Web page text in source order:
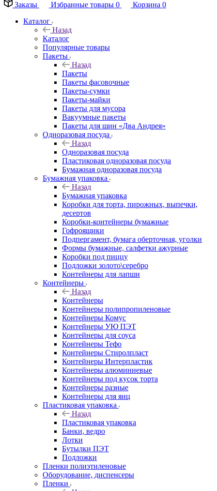
Заказы
Избранные товары 0 Корзина 0
Каталог
Назад
Каталог
Популярные товары
Пакеты
Назад
Пакеты
Пакеты фасовочные
Пакеты-сумки
Пакеты-майки
Пакеты для мусора
Вакуумные пакеты
Пакеты для шин «Два Андрея»
Одноразовая посуда
Назад
Одноразовая посуда
Пластиковая одноразовая посуда
Бумажная одноразовая посуда
Бумажная упаковка
Назад
Бумажная упаковка
Коробки для торта, пирожных, выпечки,
десертов
Коробки-контейнеры бумажные
Гофроящики
Подпергамент, бумага оберточная, уголки
Формы бумажные, салфетки ажурные
Коробки под пиццу
Подложки золото\серебро
Контейнеры для лапши
Контейнеры
Назад
Контейнеры
Контейнеры полипропиленовые
Контейнеры Комус
Контейнеры УЮ ПЭТ
Контейнеры для соуса
Контейнеры Тефо
Контейнеры Стиролпласт
Контейнеры Интерпластик
Контейнеры алюминиевые
Контейнеры под кусок торта
Контейнеры разные
Контейнеры для яиц
Пластиковая упаковка
Назад
Пластиковая упаковка
Банки, ведро
Лотки
Бутылки ПЭТ
Подложки
Пленки полиэтиленовые
Оборудование, диспенсеры
Пленки